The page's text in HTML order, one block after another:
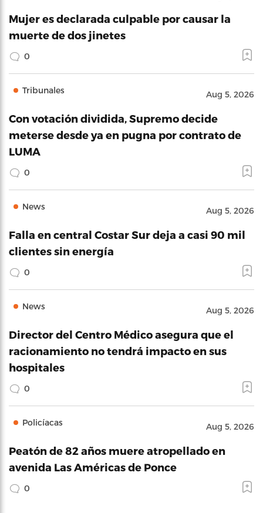
Mujer es declarada culpable por causar la
muerte de dos jinetes
0
Tribunales Aug 5, 2026
Con votación dividida, Supremo decide
meterse desde ya en pugna por contrato de
LUMA
0
News Aug 5, 2026
Falla en central Costar Sur deja a casi 90 mil
clientes sin energía
0
News Aug 5, 2026
Director del Centro Médico asegura que el
racionamiento no tendrá impacto en sus
hospitales
0
Policíacas Aug 5, 2026
Peatón de 82 años muere atropellado en
avenida Las Américas de Ponce
0